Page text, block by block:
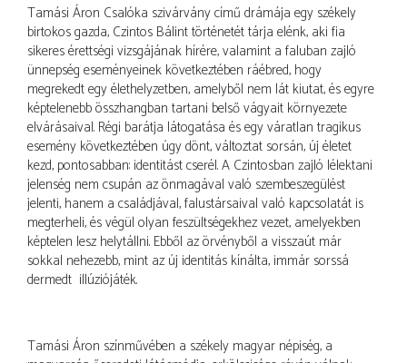
Tamási Áron Csalóka szivárvány című drámája egy székely
birtokos gazda, Czintos Bálint történetét tárja elénk, aki fia
sikeres érettségi vizsgájának hírére, valamint a faluban zajló
ünnepség eseményeinek következtében ráébred, hogy
megrekedt egy élethelyzetben, amelyből nem lát kiutat, és egyre
képtelenebb összhangban tartani belső vágyait környezete
elvárásaival. Régi barátja látogatása és egy váratlan tragikus
esemény következtében úgy dönt, változtat sorsán, új életet
kezd, pontosabban: identitást cserél. A Czintosban zajló lélektani
jelenség nem csupán az önmagával való szembeszegülést
jelenti, hanem a családjával, falustársaival való kapcsolatát is
megterheli, és végül olyan feszültségekhez vezet, amelyekben
képtelen lesz helytállni. Ebből az örvényből a visszaút már
sokkal nehezebb, mint az új identitás kínálta, immár sorssá
dermedt illúziójáték.
Tamási Áron színművében a székely magyar népiség, a